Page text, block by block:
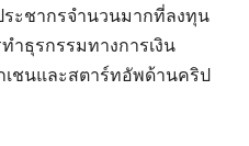
ะชากรจำนวนมากที่ลงทุน
ำธุรกรรมทางการเงิน
ชนและสตาร์ทอัพด้านคริป